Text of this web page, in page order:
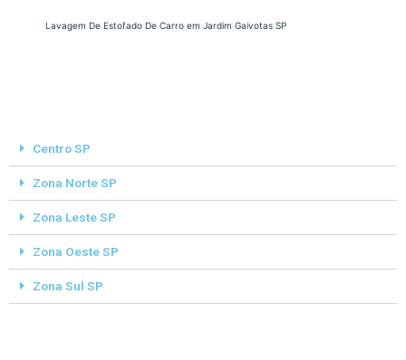
Lavagem De Estofado De Carro em Jardim Gaivotas SP
Centro SP
Zona Norte SP
Zona Leste SP
Zona Oeste SP
Zona Sul SP